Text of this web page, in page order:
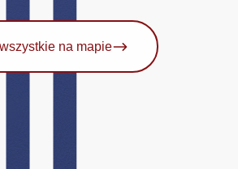
na mapie